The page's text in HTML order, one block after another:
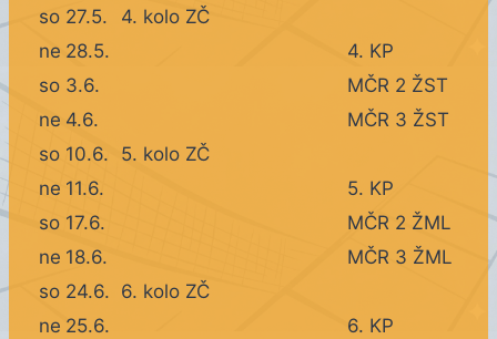
so 27.5.
4. kolo ZČ
ne 28.5.
4. KP
so 3.6.
MČR 2 ŽST
ne 4.6.
MČR 3 ŽST
so 10.6.
5. kolo ZČ
ne 11.6.
5. KP
so 17.6.
MČR 2 ŽML
ne 18.6.
MČR 3 ŽML
so 24.6. 6. kolo ZČ
ne 25.6.
6. KP